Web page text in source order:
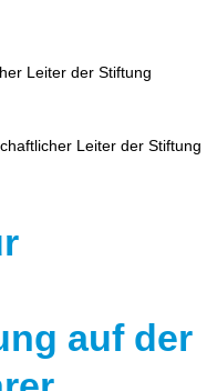
Leiter der Stiftung
auf der